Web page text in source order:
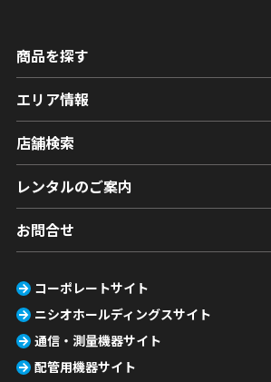
商品を探す
エリア情報
店舗検索
レンタルのご案内
お問合せ
コーポレートサイト
ニシオホールディングスサイト
通信・測量機器サイト
配管用機器サイト